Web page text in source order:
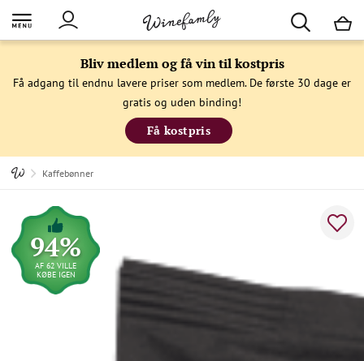
Bliv medlem og få vin til kostpris
Få adgang til endnu lavere priser som medlem. De første 30 dage er
gratis og uden binding!
Få kostpris
Kaffebønner
94%
AF 62 VILLE
KØBE IGEN